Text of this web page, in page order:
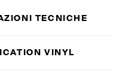
TECNICHE
VINYL